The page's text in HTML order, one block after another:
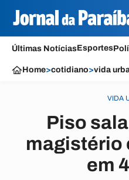
Últimas NotíciasEsportes
Home>cotidiano>vida
VIDA
Piso
magistério
em